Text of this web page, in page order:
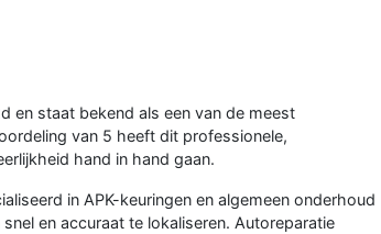
en staat bekend als een van de meest
van 5 heeft dit professionele,
hand in hand gaan.
in APK-keuringen en algemeen onderhoud
en accuraat te lokaliseren. Autoreparatie